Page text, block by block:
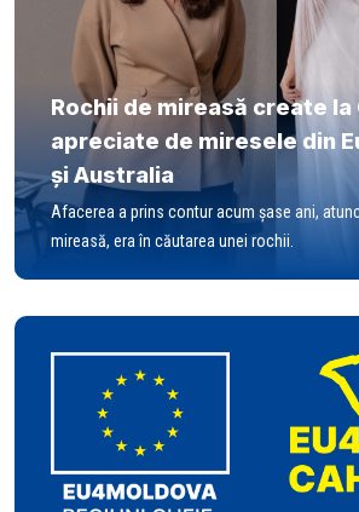
Rochii de mireasă create la
apreciate de miresele din
și Australia
Afacerea a prins contur acum șase ani,
mireasă, era în căutarea unei rochii.